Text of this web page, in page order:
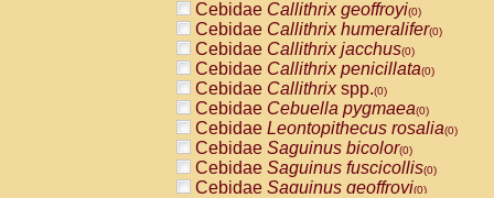
PitheciidaeCallicebusspp.(0)
PitheciidaeChiropotes satanas(0)
PitheciidaePithecia monachus
PitheciidaePithecia pithecia(0)
CercopithecidaeCercocebus agilis
CercopithecidaeCercocebus
CercopithecidaeCercocebus
CercopithecidaeCercocebus
CercopithecidaeCercocebus
CercopithecidaeCercocebushybrid
Cebidae Callithrix geoffroyi(0)
Cebidae Callithrix humeralifer(0)
Cebidae Callithrix jacchus(0)
Cebidae Callithrix penicillata(0)
Cebidae Callithrixspp.(0)
Cebidae Cebuella pygmaea(0)
Cebidae Leontopithecus rosalia(0)
Cebidae Saguinus bicolor(0)
Cebidae Saguinus fuscicollis(0)
Cebidae Saguinus geoffroyi(0)